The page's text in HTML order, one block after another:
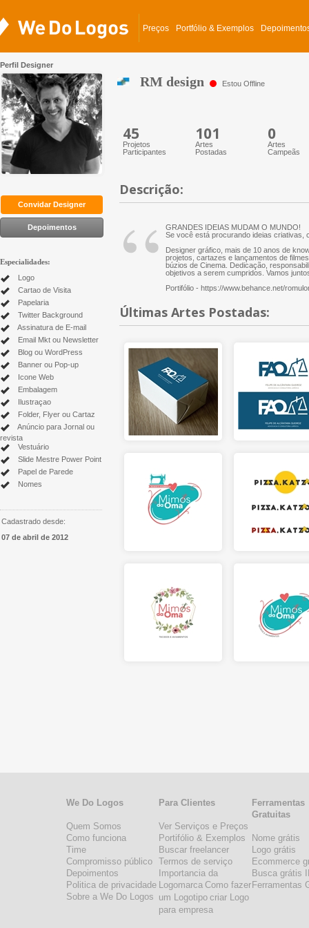
Preços Portfólio & Exemplos
Convidar Designer
Depoimentos
Especialidades:
Logo
Cartao de Visita
Papelaria
Twitter Background
Assinatura de E-mail
Email Mkt ou Newsletter
Blog ou WordPress
Banner ou Pop-up
Icone Web
Embalagem
Ilustraçao
Folder, Flyer ou Cartaz
Anúncio para Jornal ou
revista
Vestuário
Slide Mestre Power Point
Papel de Parede
Nomes
Cadastrado desde:
07 de abril de 2012
RM design Estou Offline
Perfil Designer
45
Projetos
Participantes
101
Artes
Postadas
0
Artes
Campeãs
Descrição:
“
GRANDES IDEIAS MUDAM O MUNDO!
Se você está procurando ideias criativas,
Designer gráfico, mais de 10 anos de
projetos, cartazes e lançamentos de
búzios de Cinema. Dedicação,
objetivos a serem cumpridos. Vamos
Portifólio - https://www.behance.net/
Últimas Artes Postadas:
We Do Logos
Quem Somos
Como funciona
Time
Compromisso público
Depoimentos
Politica de privacidade
Sobre a We Do Logos
Para Clientes
Ver Serviços e Preços
Portifólio & Exemplos
Buscar freelancer
Termos de serviço
Importancia da
Logomarca Como fazer
um Logotipo criar Logo
para empresa
Ferramentas
Gratuitas
Nome grátis
Logo grátis
Ecommerce
Busca grátis
Ferramentas